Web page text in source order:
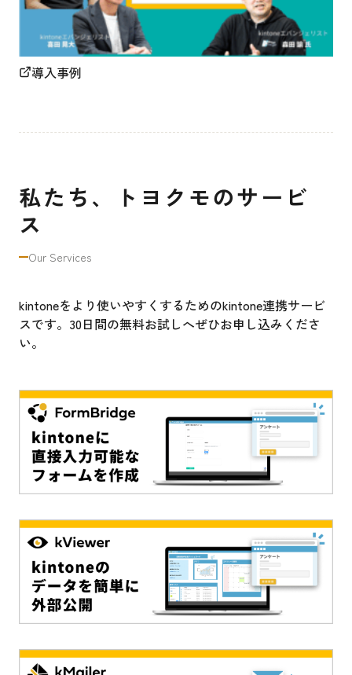
導入事例
私たち、トヨクモのサービ
ス
Our Services
kintoneをより使いやすくするためのkintone連携サービ
スです。30日間の無料お試しへぜひお申し込みくださ
い。